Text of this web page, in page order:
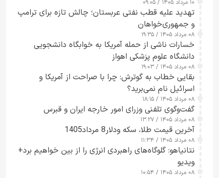
۱۰ مرداد ۱۴۰۵ / ۰۹:۰۵
تهدید علیه قطب نفتی عربستان؛ چالش تازه برای ترامپ
و جمهوری‌خواهان
۰۸ مرداد ۱۴۰۵ / ۱۹:۳۵
خسارات ناشی از حمله آمریکا به خوابگاه دانشجویی
دانشگاه علوم پزشکی اهواز
۰۸ مرداد ۱۴۰۵ / ۱۹:۰۳
بقایی خطاب به گوترش: چرا با صراحت از آمریکا و
اسرائیل نام نمی‌برید؟
۰۸ مرداد ۱۴۰۵ / ۱۸:۱۵
گفت‌وگوی تلفنی وزرای امور خارجه ایران و قبرس
۰۸ مرداد ۱۴۰۵ / ۱۳:۲۷
آخرین قیمت طلا، سکه ودلار8 مرداد1405
۰۸ مرداد ۱۴۰۵ / ۱۱:۳۴
نتانیاهو: گلوگاه‌های راهبردی انرژی را از بین خواهیم برد+
ویدیو
۰۸ مرداد ۱۴۰۵ / ۱۰:۵۴